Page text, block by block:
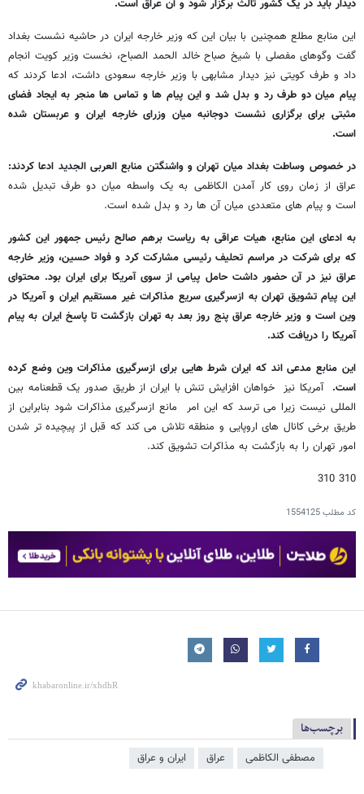
دیدار باید در یک کشور ثالث برگزار شود و آن عراق است.
این منابع مطلع همچنین با بیان این که وزیر خارجه ایران در حاشیه نشست بغداد
گفت وگوهای مفصلی با شیخ صباح خالد الحمد الصباح، نخست وزیر کویت انجام
داد و طرف کویتی نیز دیدار مشابهی با وزیر خارجه سعودی داشت، ادعا کردند که
پیام میان دو طرف رد و بدل شد و این پیام ها و تماس ها منجر به ایجاد فضای
مثبتی برای برگزاری نشست دوجانبه میان وزرای خارجه ایران و عربستان شده
است.
در خصوص وساطت بغداد میان تهران و واشنگتن منابع العربی الجدید ادعا کردند:
عراق از زمان روی کار آمدن الکاظمی به یک واسطه میان دو طرف تبدیل شده
است و پیام های متعددی میان آن ها رد و بدل شده است.
به ادعای این منابع، هیات عراقی به ریاست برهم صالح رئیس جمهور این کشور
که برای شرکت در مراسم تحلیف رئیسی مشارکت کرد و فواد حسین، وزیر خارجه
عراق نیز در آن حضور داشت حامل پیامی از سوی آمریکا برای ایران بود. محتوای
این پیام تشویق تهران به ازسرگیری سریع مذاکرات غیر مستقیم ایران و آمریکا در
وین است و وزیر خارجه عراق پنج روز بعد به تهران بازگشت تا پاسخ ایران به پیام
آمریکا را دریافت کند.
این منابع مدعی اند که ایران شرط هایی برای ازسرگیری مذاکرات وین وضع کرده
است. آمریکا نیز خواهان افزایش تنش با ایران از طریق صدور یک قطعنامه بین
المللی نیست زیرا می ترسد که این امر مانع ازسرگیری مذاکرات شود بنابراین از
طریق برخی کانال های اروپایی و منطقه تلاش می کند که قبل از پیچیده تر شدن
امور تهران را به بازگشت به مذاکرات تشویق کند.
310 310
کد مطلب1554125
برچسب‌ها
مصطفی الکاظمی عراق ایران و عراق